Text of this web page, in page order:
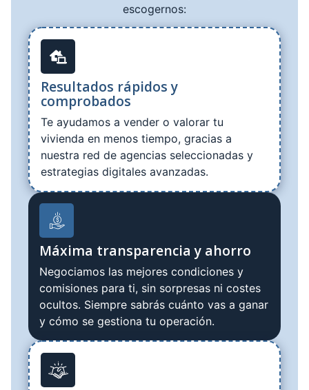
escogernos:
Resultados rápidos y
comprobados
Te ayudamos a vender o valorar tu
vivienda en menos tiempo, gracias a
nuestra red de agencias seleccionadas y
estrategias digitales avanzadas.
Máxima transparencia y ahorro
Negociamos las mejores condiciones y
comisiones para ti, sin sorpresas ni costes
ocultos. Siempre sabrás cuánto vas a ganar
y cómo se gestiona tu operación.